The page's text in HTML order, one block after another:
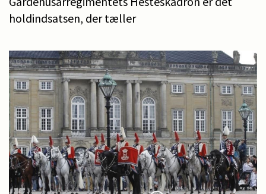
holdindsatsen, der tæller